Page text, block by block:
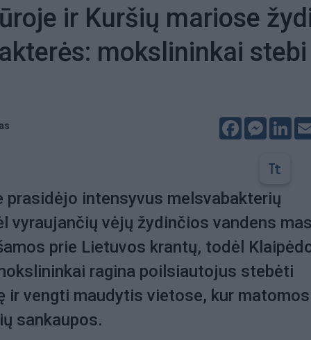
ir Kuršių mariose
mokslininkai stebi
Facebook
prasidėjo intensyvus melsvabakterių
vyraujančių vėjų žydinčios vandens
prie Lietuvos krantų, todėl
ragina poilsiautojus stebėti
ir vengti maudytis vietose, kur matomos
sankaupos.